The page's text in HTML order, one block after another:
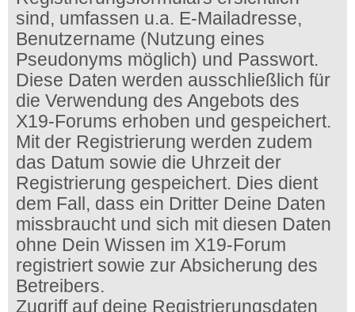
sind, umfassen u.a. E-Mailadresse,
Benutzername (Nutzung eines
Pseudonyms möglich) und Passwort.
Diese Daten werden ausschließlich für
die Verwendung des Angebots des
X19-Forums erhoben und gespeichert.
Mit der Registrierung werden zudem
das Datum sowie die Uhrzeit der
Registrierung gespeichert. Dies dient
dem Fall, dass ein Dritter Deine Daten
missbraucht und sich mit diesen Daten
ohne Dein Wissen im X19-Forum
registriert sowie zur Absicherung des
Betreibers.
Zugriff auf deine Registrierungsdaten